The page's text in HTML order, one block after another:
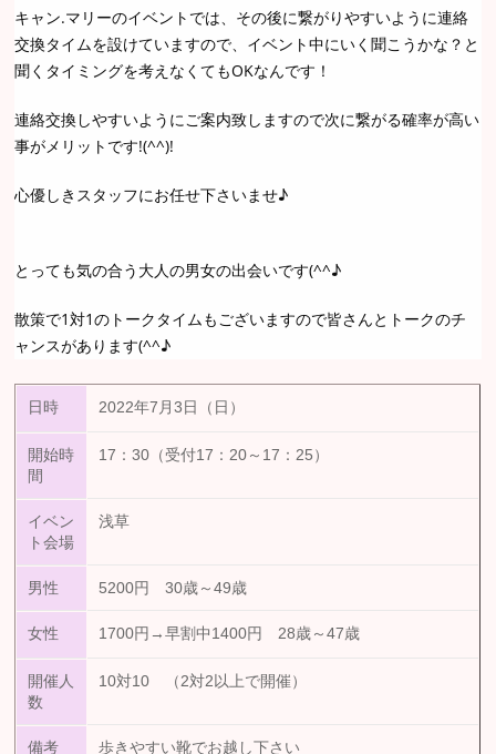
キャン.マリーのイベントでは、その後に繋がりやすいように連絡
交換タイムを設けていますので、イベント中にいく聞こうかな？と
聞くタイミングを考えなくてもOKなんです！
連絡交換しやすいようにご案内致しますので次に繋がる確率が高い
事がメリットです!(^^)!
心優しきスタッフにお任せ下さいませ♪
とっても気の合う大人の男女の出会いです(^^♪
散策で1対1のトークタイムもございますので皆さんとトークのチ
ャンスがあります(^^♪
日時 2022年7月3日（日）
開始時
間
17：30（受付17：20～17：25）
イベン
ト会場
浅草
男性 5200円 30歳～49歳
女性 1700円→早割中1400円 28歳～47歳
開催人
数
10対10 （2対2以上で開催）
備考 歩きやすい靴でお越し下さい